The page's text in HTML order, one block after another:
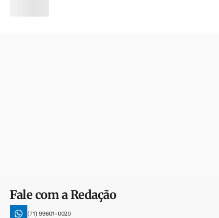
Fale com a Redação
(71) 99601-0020